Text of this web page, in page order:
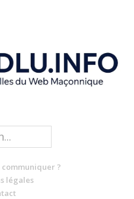
communiquer ?
légales